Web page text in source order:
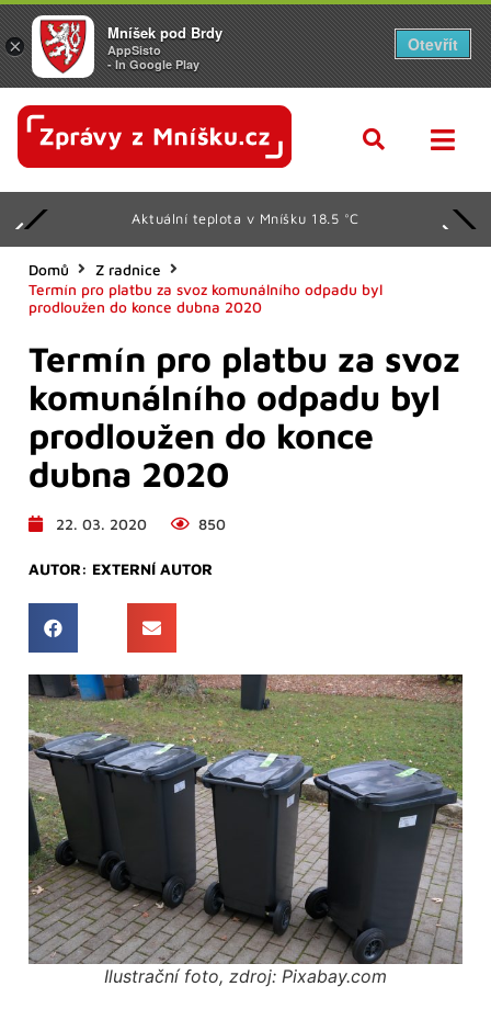
Aktuální teplota v Mníšku 18.5 °C
Domů
Z radnice
Termín pro platbu za svoz komunálního odpadu byl
prodloužen do konce dubna 2020
Termín pro platbu za svoz
komunálního odpadu byl
prodloužen do konce
dubna 2020
22. 03. 2020 850
AUTOR: EXTERNÍ AUTOR
Ilustrační foto, zdroj: Pixabay.com
×
Mníšek pod Brdy
AppSisto
- In Google Play
Otevřít